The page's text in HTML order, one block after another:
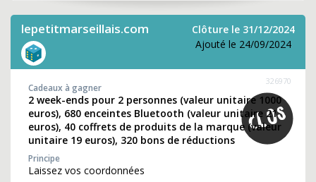
lepetitmarseillais.com
Clôture le 31/12/2024
Ajouté le 24/09/2024
326970
Cadeaux à gagner
2 week-ends pour 2 personnes (valeur unitaire 1000
euros), 680 enceintes Bluetooth (valeur unitaire 21
euros), 40 coffrets de produits de la marque (valeur
unitaire 19 euros), 320 bons de réductions
Principe
Laissez vos coordonnées